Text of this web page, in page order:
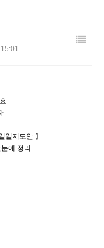
일지도안 】
에 정리